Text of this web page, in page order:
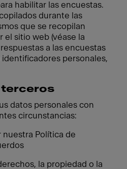
habilitar las encuestas.
durante las
que se recopilan
el sitio web (véase la
a las encuestas
personales,
terceros
datos personales con
circunstancias:
Política de
la propiedad o la